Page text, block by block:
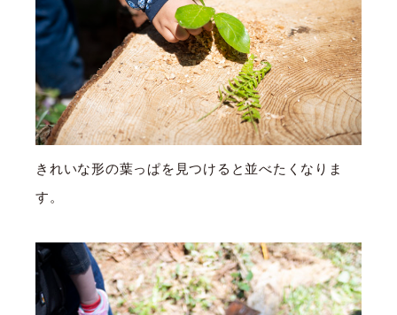
きれいな形の葉っぱを見つけると並べたくなりま
す。